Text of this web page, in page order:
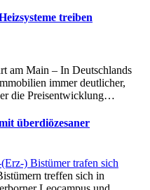
treiben
am Main – In Deutschlands
immer deutlicher,
die Preisentwicklung…
überdiözesaner
treffen sich in